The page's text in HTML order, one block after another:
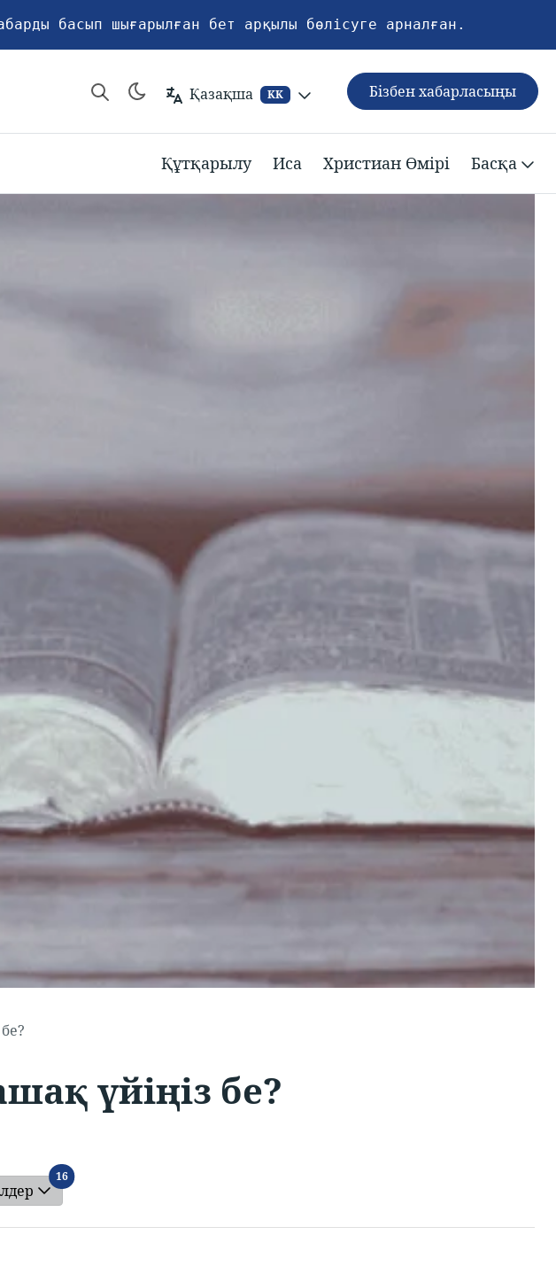
басып шығарылған бет арқылы бөлісуге арналған.
Қазақша KK Бізбен хабарласыңы
Құтқарылу Иса Христиан Өмірі Басқа
үйіңіз бе?
16Тілдер